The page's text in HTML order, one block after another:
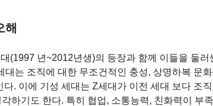
해
(1997 년~2012년생)의 등장과 함께 이들을 둘러
대는 조직에 대한 무조건적인 충성, 상명하복 문
. 이에 기성 세대는 Z세대가 이전 세대 보다 조
하기도 한다. 특히 협업, 소통능력, 친화력이 부